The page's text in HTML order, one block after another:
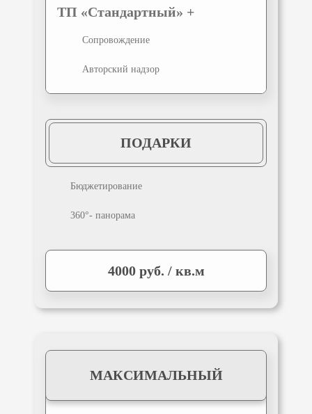
ТП «Стандартный» +
Сопровождение
Авторский надзор
ПОДАРКИ
Бюджетирование
360°- панорама
4000 руб. / кв.м
МАКСИМАЛЬНЫЙ